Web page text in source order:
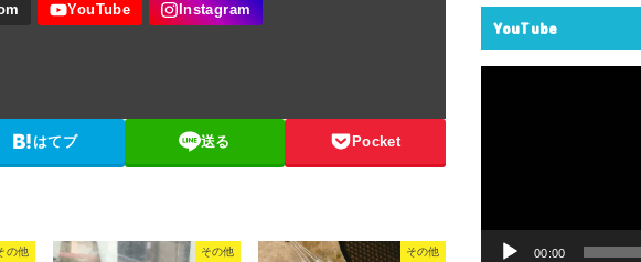
はてブ 送る Pocket
の他 その他 その他
YouTube
ヤ
00:00